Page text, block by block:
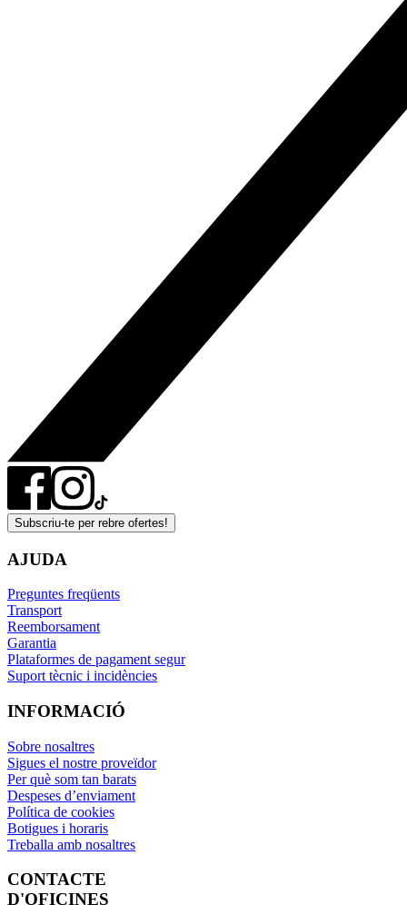
Subscriu-te per rebre ofertes!
AJUDA
Preguntes freqüents
Transport
Reemborsament
Garantia
Plataformes de pagament segur
Suport tècnic i incidències
INFORMACIÓ
Sobre nosaltres
Sigues el nostre proveïdor
Per què som tan barats
Despeses d’enviament
Política de cookies
Botigues i horaris
Treballa amb nosaltres
CONTACTE
D'OFICINES